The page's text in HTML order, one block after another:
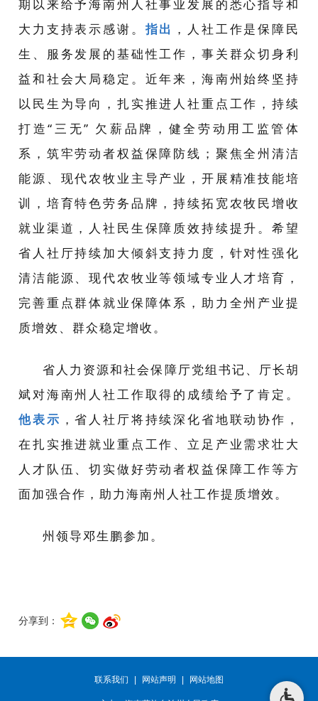
期以来给予海南州人社事业发展的悉心指导和
大力支持表示感谢。 指出 ，人社工作是保障民
生、服务发展的基础性工作，事关群众切身利
益和社会大局稳定。近年来，海南州始终坚持
以民生为导向，扎实推进人社重点工作，持续
打造“三无” 欠薪品牌，健全劳动用工监管体
系，筑牢劳动者权益保障防线；聚焦全州清洁
能源、现代农牧业主导产业，开展精准技能培
训，培育特色劳务品牌，持续拓宽农牧民增收
就业渠道，人社民生保障质效持续提升。希望
省人社厅持续加大倾斜支持力度，针对性强化
清洁能源、现代农牧业等领域专业人才培育，
完善重点群体就业保障体系，助力全州产业提
质增效、群众稳定增收。
省人力资源和社会保障厅党组书记、厅长胡
斌对海南州人社工作取得的成绩给予了肯定。
他表示 ，省人社厅将持续深化省地联动协作，
在扎实推进就业重点工作、立足产业需求壮大
人才队伍、切实做好劳动者权益保障工作等方
面加强合作，助力海南州人社工作提质增效。
州领导邓生鹏参加。
分享到：
联系我们 网站声明 网站地图